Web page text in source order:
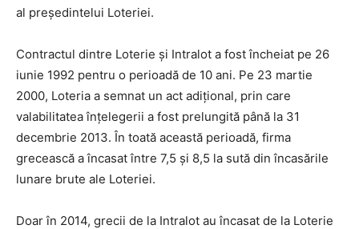
al preşedintelui Loteriei.
Contractul dintre Loterie şi Intralot a fost încheiat pe 26
iunie 1992 pentru o perioadă de 10 ani. Pe 23 martie
2000, Loteria a semnat un act adiţional, prin care
valabilitatea înţelegerii a fost prelungită până la 31
decembrie 2013. În toată această perioadă, firma
grecească a încasat între 7,5 şi 8,5 la sută din încasările
lunare brute ale Loteriei.
Doar în 2014, grecii de la Intralot au încasat de la Loterie